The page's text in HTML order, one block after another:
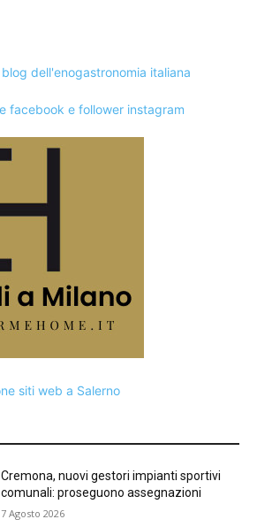
Cremona, nuovi gestori impianti sportivi
comunali: proseguono assegnazioni
7 Agosto 2026